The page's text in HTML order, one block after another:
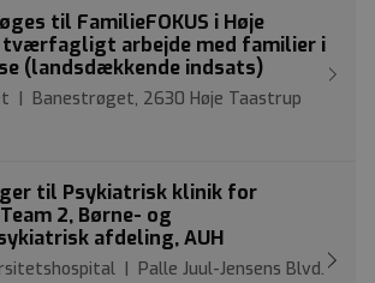
til FamilieFOKUS i Høje
tværfagligt arbejde med familier i
(landsdækkende indsats)
| Banestrøget, 2630 Høje Taastrup
til Psykiatrisk klinik for
2, Børne- og
afdeling, AUH
| Palle Juul-Jensens Blvd.